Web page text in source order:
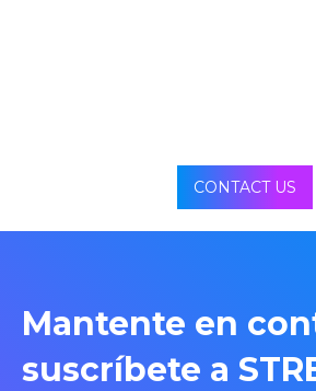
CONTACT US
Mantente en
suscríbete a